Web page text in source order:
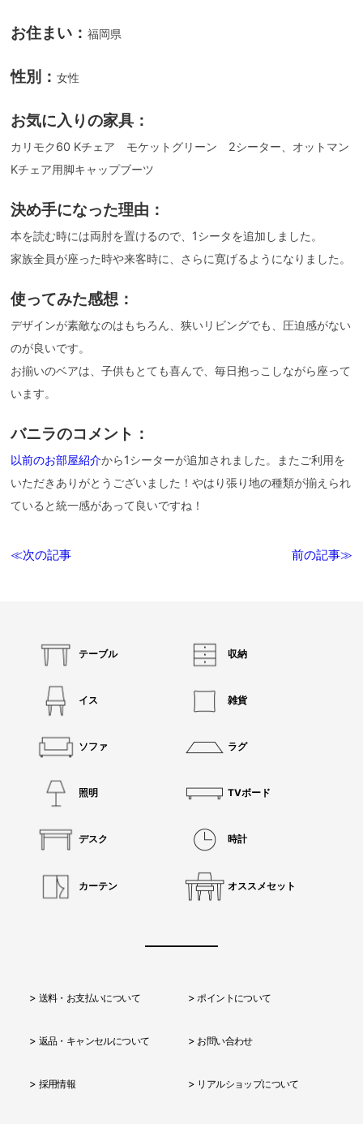
お住まい：福岡県
性別：女性
お気に入りの家具：
カリモク60 Kチェア モケットグリーン 2シーター、オットマン
Kチェア用脚キャップブーツ
決め手になった理由：
本を読む時には両肘を置けるので、1シータを追加しました。
家族全員が座った時や来客時に、さらに寛げるようになりました。
使ってみた感想：
デザインが素敵なのはもちろん、狭いリビングでも、圧迫感がない
のが良いです。
お揃いのベアは、子供もとても喜んで、毎日抱っこしながら座って
います。
バニラのコメント：
以前のお部屋紹介から1シーターが追加されました。またご利用を
いただきありがとうございました！やはり張り地の種類が揃えられ
ていると統一感があって良いですね！
≪次の記事 前の記事≫
テーブル 収納
イス 雑貨
ソファ ラグ
照明 TVボード
デスク 時計
カーテン オススメセット
送料・お支払いについて ポイントについて
返品・キャンセルについて お問い合わせ
採用情報 リアルショップについて